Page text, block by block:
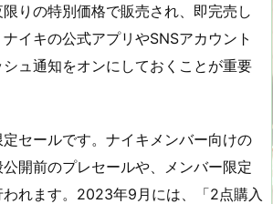
りの特別価格で販売され、即完売し
イキの公式アプリやSNSアカウント
ュ通知をオンにしておくことが重要
セールです。ナイキメンバー向けの
開前のプレセールや、メンバー限定
れます。2023年9月には、「2点購入